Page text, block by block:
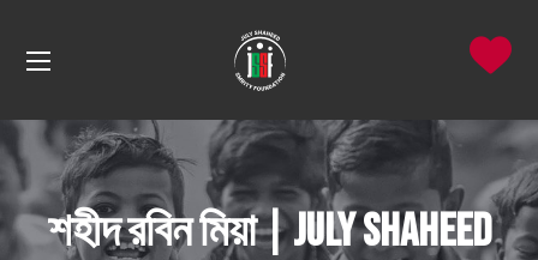
শহীদ রবিন মিয়া | July Shaheed